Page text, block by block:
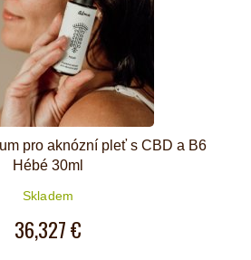
pro aknózní pleť s CBD a B6
Hébé 30ml
Skladem
36,327 €